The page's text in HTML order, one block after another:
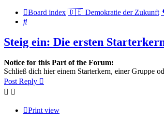
Board index 🇩🇪 Demokratie der Zukunft
Search
Steig ein: Die ersten
Notice for this Part of the Forum:
Schließ dich hier einem Starterkern, einer Gruppe
Post Reply
Print view